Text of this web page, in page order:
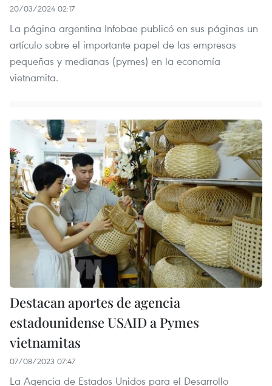
20/03/2024 02:17
La página argentina Infobae publicó en sus páginas un
artículo sobre el importante papel de las empresas
pequeñas y medianas (pymes) en la economía
vietnamita.
Destacan aportes de agencia
estadounidense USAID a Pymes
vietnamitas
07/08/2023 07:47
La Agencia de Estados Unidos para el Desarrollo